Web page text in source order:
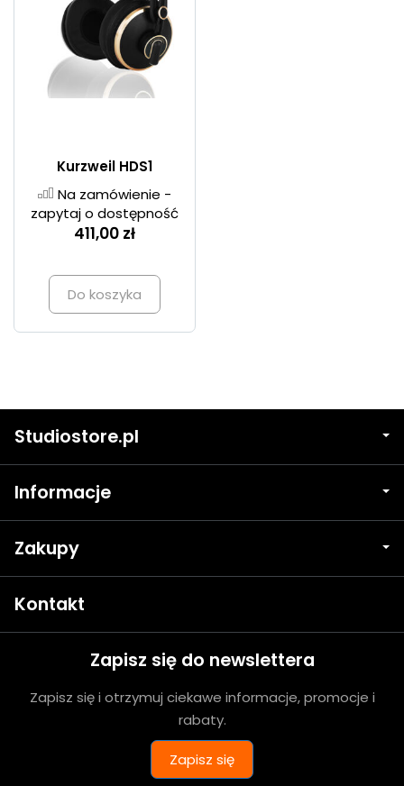
Kurzweil HDS1
Na zamówienie -
zapytaj o dostępność
411,00 zł
Do koszyka
Studiostore.pl
Informacje
Zakupy
Kontakt
Zapisz się do newslettera
Zapisz się i otrzymuj ciekawe informacje, promocje i
rabaty.
Zapisz się